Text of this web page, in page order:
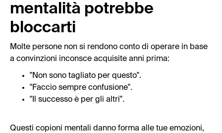
mentalità potrebbe
bloccarti
Molte persone non si rendono conto di operare in base
a convinzioni inconsce acquisite anni prima:
"Non sono tagliato per questo".
"Faccio sempre confusione".
"Il successo è per gli altri".
Questi copioni mentali danno forma alle tue emozioni,